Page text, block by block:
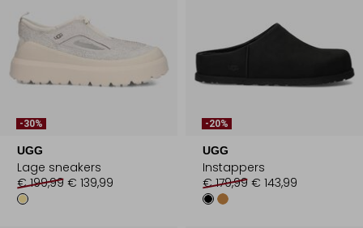
-30%
UGG
Lage sneakers
€ 199,99 € 139,99
-20%
UGG
Instappers
€ 179,99 € 143,99